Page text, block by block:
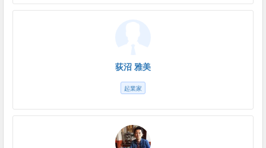
荻沼 雅美
起業家